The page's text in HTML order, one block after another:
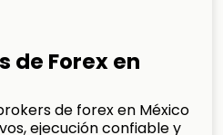
de Forex en
de forex en México
ejecución confiable y